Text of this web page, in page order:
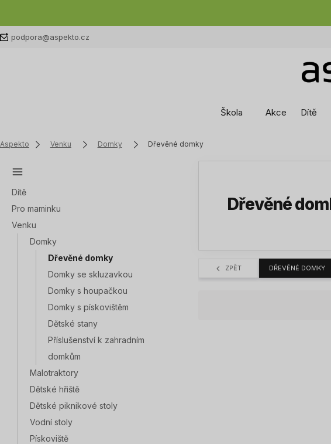
podpora@aspekto.cz
Škola Akce Dítě
Aspekto Venku Domky Dřevěné domky
Dítě
Pro maminku
Venku
Domky
Dřevěné domky
Domky se skluzavkou
Domky s houpačkou
Domky s pískovištěm
Dětské stany
Příslušenství k zahradním
domkům
Malotraktory
Dětské hřiště
Dětské piknikové stoly
Vodní stoly
Pískoviště
Dřevěné
ZPĚT DŘEVĚNÉ DOMKY